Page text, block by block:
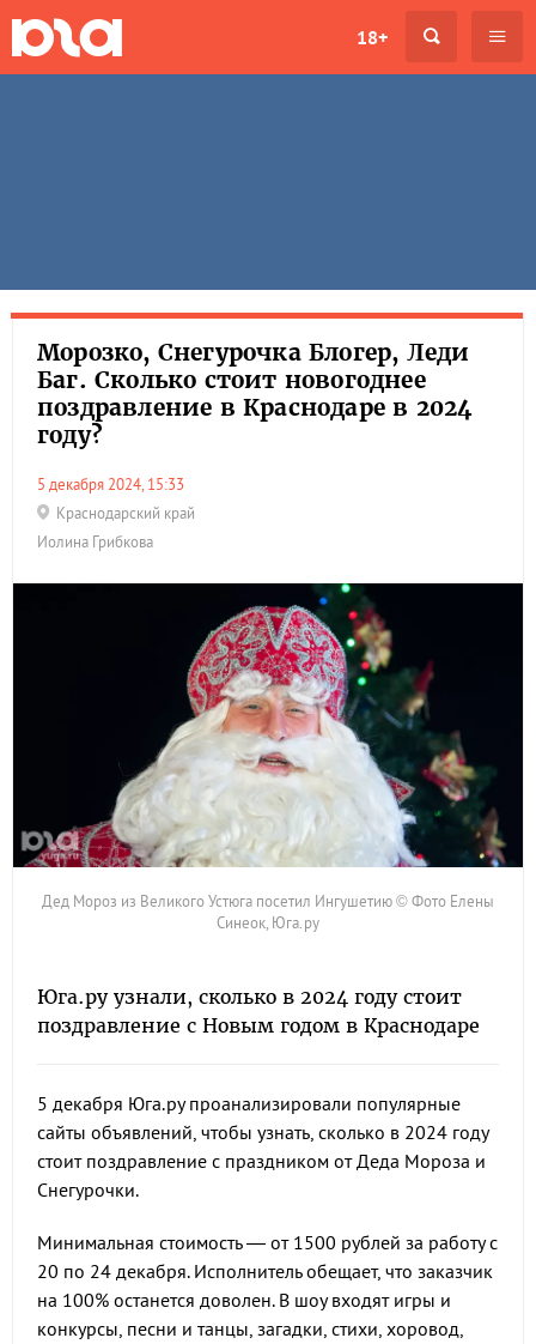
18+
Морозко, Снегурочка Блогер, Леди
Баг. Сколько стоит новогоднее
поздравление в Краснодаре в 2024
году?
5 декабря 2024, 15:33
Краснодарский край
Иолина Грибкова
Дед Мороз из Великого Устюга посетил Ингушетию © Фото Елены
Синеок, Юга.ру
Юга.ру узнали, сколько в 2024 году стоит
поздравление с Новым годом в Краснодаре
5 декабря Юга.ру проанализировали популярные
сайты объявлений, чтобы узнать, сколько в 2024 году
стоит поздравление с праздником от Деда Мороза и
Снегурочки.
Минимальная стоимость — от 1500 рублей за работу с
20 по 24 декабря. Исполнитель обещает, что заказчик
на 100% останется доволен. В шоу входят игры и
конкурсы, песни и танцы, загадки, стихи, хоровод,